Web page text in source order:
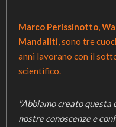
Marco Perissinotto,
Mandaliti, sono tre
anni lavorano con il
scientifico.
"Abbiamo creato
nostre conoscenze e